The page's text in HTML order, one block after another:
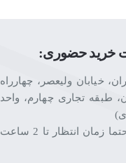
خرید حضوری:
خیابان ولیعصر، چهارراه
طبقه تجاری چهارم، واحد
(به علت حجم بالای سفارشات، حتما زمان انتظار تا 2 ساعت